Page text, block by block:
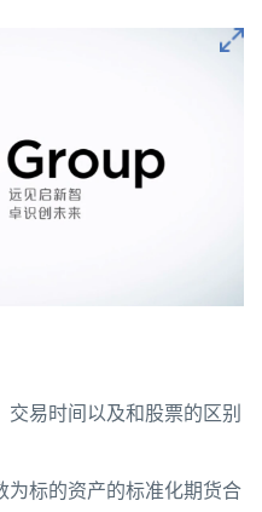
易时间以及和股票的区别
为标的资产的标准化期货合